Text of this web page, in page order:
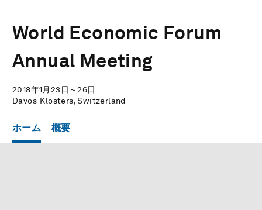
World Economic Forum
Annual Meeting
2018年1月23日～26日
Davos-Klosters, Switzerland
ホーム 概要